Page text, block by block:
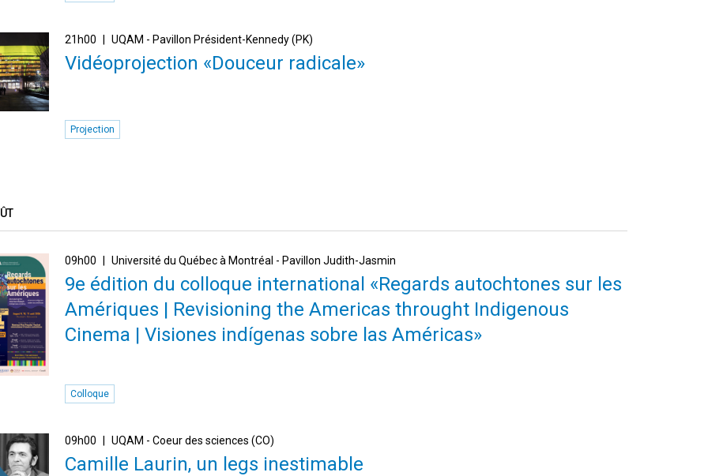
21h00 UQAM - Pavillon Président-Kennedy (PK)
Vidéoprojection «Douceur radicale»
Projection
09h00 Université du Québec à Montréal - Pavillon Judith-Jasmin
9e édition du colloque international «Regards autochtones sur les
Amériques | Revisioning the Americas throught Indigenous
Cinema | Visiones indígenas sobre las Américas»
Colloque
09h00 UQAM - Coeur des sciences (CO)
Camille Laurin, un legs inestimable